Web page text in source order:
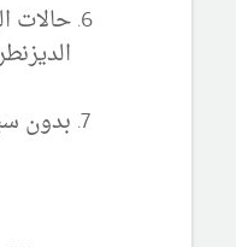
حالات
بدون